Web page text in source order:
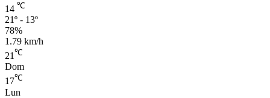
14 ℃
21º - 13º
78%
1.79 km/h
21 ℃
Dom
17℃
Lun